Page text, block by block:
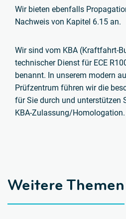
Wir bieten ebenfalls
Nachweis von Kapitel 6.15 an.
Wir sind vom KBA (Kraftfahrt-
technischer Dienst für ECE
benannt. In unserem modern
Prüfzentrum führen wir die
für Sie durch und unterstützen
KBA-Zulassung/Homologation.
Weitere Themen